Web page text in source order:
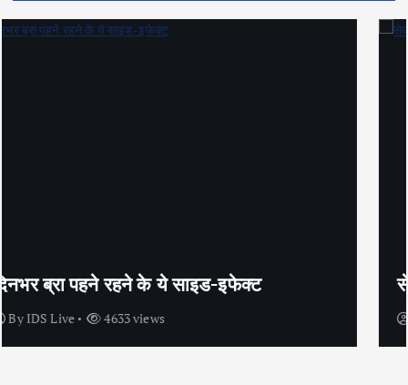
सेक्स के अलावा भी कंडोम का उपयोग है?
ByIDS Live 4445 views